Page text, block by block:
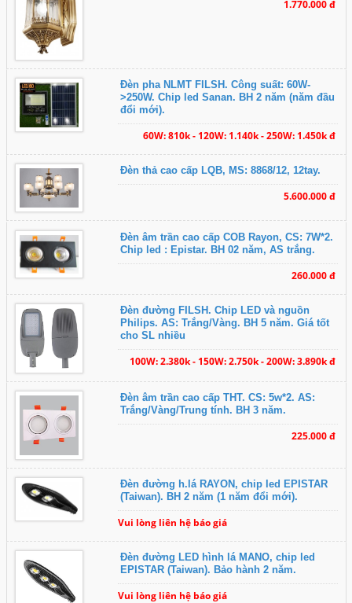
1.770.000 đ
Đèn pha NLMT FILSH. Công suất: 60W-
>250W. Chip led Sanan. BH 2 năm (năm đầu
đổi mới).
60W: 810k - 120W: 1.140k - 250W: 1.450k đ
Đèn thả cao cấp LQB, MS: 8868/12, 12tay.
5.600.000 đ
Đèn âm trần cao cấp COB Rayon, CS: 7W*2.
Chip led : Epistar. BH 02 năm, AS trắng.
260.000 đ
Đèn đường FILSH. Chip LED và nguồn
Philips. AS: Trắng/Vàng. BH 5 năm. Giá tốt
cho SL nhiều
100W: 2.380k - 150W: 2.750k - 200W: 3.890k đ
Đèn âm trần cao cấp THT. CS: 5w*2. AS:
Trắng/Vàng/Trung tính. BH 3 năm.
225.000 đ
Đèn đường h.lá RAYON, chip led EPISTAR
(Taiwan). BH 2 năm (1 năm đổi mới).
Vui lòng liên hệ báo giá
Đèn đường LED hình lá MANO, chip led
EPISTAR (Taiwan). Bảo hành 2 năm.
Vui lòng liên hệ báo giá